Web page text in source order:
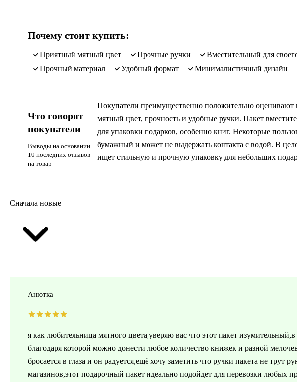
Почему стоит купить:
приятный мятный цвет прочные ручки вместительный для
прочный материал
удобный формат минималистичный дизайн
Что говорят
покупатели
Выводы на основании
10 последних отзывов
на товар
Покупатели преимущественно положительно
мятный цвет, прочность и удобные ручки. Пакет
для упаковки подарков, особенно книг. Некоторые
бумажный и может не выдержать контакта с водой. В
ищет стильную и прочную упаковку для небольших
Сначала новые
Анютка
я как любительница мятного цвета,уверяю вас что этот пакет
благодаря которой можно донести любое количество книжек и разной
бросается в глаза и он радуется,ещё хочу заметить что ручки пакета не трут
магазинов,этот подарочный пакет идеально подойдет для перевозки любых